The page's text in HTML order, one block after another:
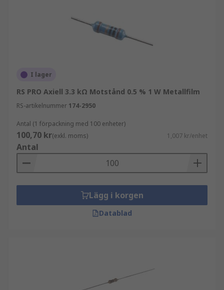
I lager
RS PRO Axiell 3.3 kΩ Motstånd 0.5 % 1 W Metallfilm
RS-artikelnummer 174-2950
Antal (1 förpackning med 100 enheter)
100,70 kr(exkl. moms) 1,007 kr/enhet
Antal
Lägg i korgen
Datablad